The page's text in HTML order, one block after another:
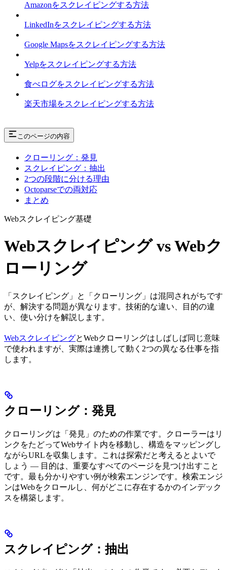
Amazonをスクレイピングする方法
LinkedInをスクレイピングする方法
Google Mapsをスクレイピングする方法
Yelpをスクレイピングする方法
食べログをスクレイピングする方法
楽天市場をスクレイピングする方法
このページの内容
クローリング：発見
スクレイピング：抽出
2つの段階に分ける理由
Octoparseでの両対応
まとめ
Webスクレイピング基礎
Webスクレイピング vs Webク
ローリング
「スクレイピング」と「クローリング」は混同されがちです
が、解決する問題が異なります。技術的な違い、目的の違
い、使い分けを解説します。
WebスクレイピングとWebクローリングはしばしば同じ意味
で使われますが、実際は連携して動く2つの異なる仕事を指
します。
クローリング：発見
クローリングは「発見」のための作業です。クローラーはリ
ンクをたどってWebサイト内を移動し、構造をマッピングし
ながらURLを収集します。これは探索だと考えるとよいで
しょう — 目的は、重要なすべてのページを見つけ出すこと
です。最も分かりやすい例が検索エンジンです。検索エンジ
ンはWebをクロールし、何がどこに存在するかのインデック
スを構築します。
スクレイピング：抽出